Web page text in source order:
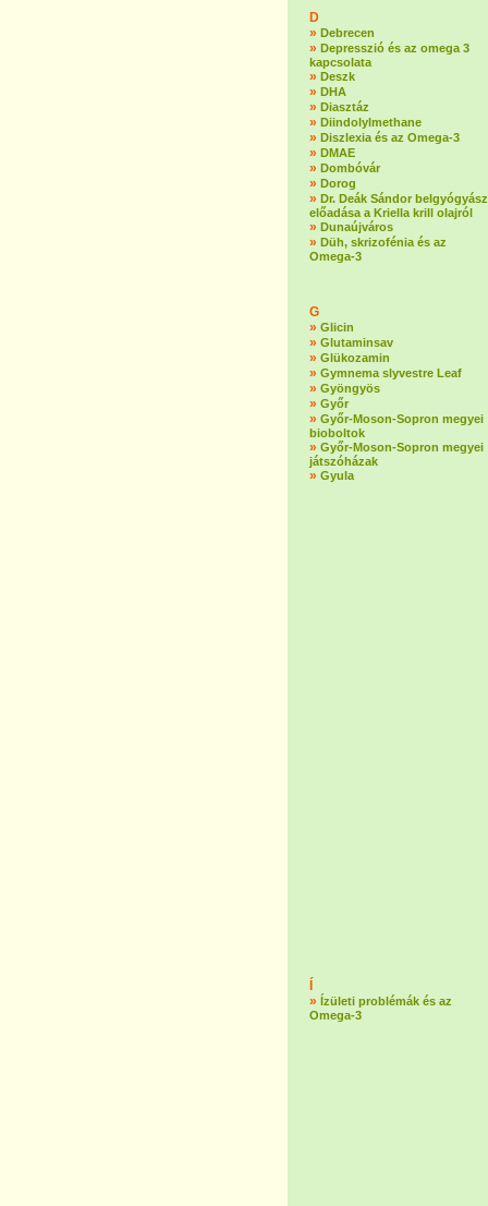
D
» Debrecen
» Depresszió és az omega 3
kapcsolata
» Deszk
» DHA
» Diasztáz
» Diindolylmethane
» Diszlexia és az Omega-3
» DMAE
» Dombóvár
» Dorog
» Dr. Deák Sándor belgyógyász
előadása a Kriella krill olajról
» Dunaújváros
» Düh, skrizofénia és az
Omega-3
G
» Glicin
» Glutaminsav
» Glükozamin
» Gymnema slyvestre Leaf
» Gyöngyös
» Győr
» Győr-Moson-Sopron megyei
bioboltok
» Győr-Moson-Sopron megyei
játszóházak
» Gyula
» Ízületi problémák és az
Omega-3